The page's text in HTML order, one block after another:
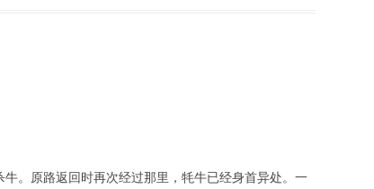
。原路返回时再次经过那里，牦牛已经身首异处。一